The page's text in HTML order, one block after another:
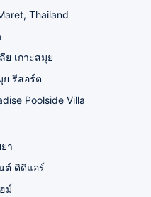
Thailand
ลีย เกาะสมุย
รีสอร์ต
Poolside Villa
า
ต์ ดิดิแอร์
ม์